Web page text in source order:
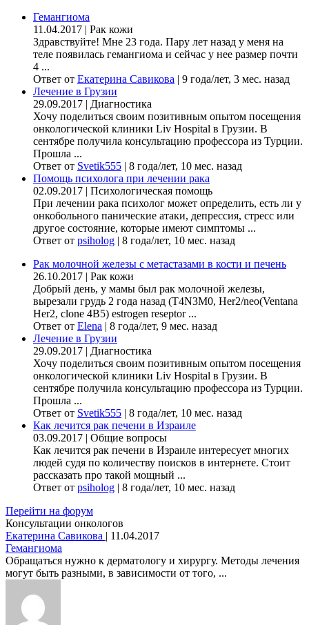
Гемангиома
11.04.2017 | Рак кожи
Здравствуйте! Мне 23 года. Пару лет назад у меня на
теле появилась гемангиома и сейчас у нее размер почти
4 ...
Ответ от Екатерина Савикова | 9 года/лет, 3 мес. назад
Лечение в Грузии
29.09.2017 | Диагностика
Хочу поделиться своим позитивным опытом посещения
онкологической клиники Liv Hospital в Грузии. В
сентябре получила консультацию профессора из Турции.
Прошла ...
Ответ от Svetik555 | 8 года/лет, 10 мес. назад
Помощь психолога при лечении рака
02.09.2017 | Психологическая помощь
При лечении рака психолог может определить, есть ли у
онкобольного панические атаки, депрессия, стресс или
другое состояние, которые имеют симптомы ...
Ответ от psiholog | 8 года/лет, 10 мес. назад
Рак молочной железы с метастазами в кости и печень
26.10.2017 | Рак кожи
Добрый день, у мамы был рак молочной железы,
вырезали грудь 2 года назад (Т4N3M0, Her2/neo(Ventana
Her2, clone 4B5) estrogen reseptor ...
Ответ от Elena | 8 года/лет, 9 мес. назад
Лечение в Грузии
29.09.2017 | Диагностика
Хочу поделиться своим позитивным опытом посещения
онкологической клиники Liv Hospital в Грузии. В
сентябре получила консультацию профессора из Турции.
Прошла ...
Ответ от Svetik555 | 8 года/лет, 10 мес. назад
Как лечится рак печени в Израиле
03.09.2017 | Общие вопросы
Как лечится рак печени в Израиле интересует многих
людей судя по количеству поисков в интернете. Стоит
рассказать про такой мощный ...
Ответ от psiholog | 8 года/лет, 10 мес. назад
Перейти на форум
Консультации онкологов
Екатерина Савикова | 11.04.2017
Гемангиома
Обращаться нужно к дерматологу и хирургу. Методы лечения
могут быть разными, в зависимости от того, ...